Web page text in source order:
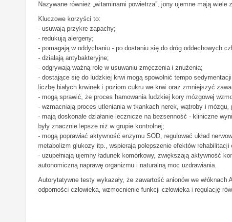
Nazywane również „witaminami powietrza”, jony ujemne mają wiele
Kluczowe korzyści to:
- usuwają przykre zapachy;
- redukują alergeny;
- pomagają w oddychaniu - po dostaniu się do dróg oddechowych
- działają antybakteryjne;
- odgrywają ważną rolę w usuwaniu zmęczenia i znużenia;
- dostające się do ludzkiej krwi mogą spowolnić tempo
liczbę białych krwinek i poziom cukru we krwi oraz zmniejszyć
- mogą sprawić, że proces hamowania ludzkiej kory mózgowej
- wzmacniają proces utleniania w tkankach nerek, wątroby i
- mają doskonałe działanie lecznicze na bezsenność - kliniczne
były znacznie lepsze niż w grupie kontrolnej;
- mogą poprawiać aktywność enzymu SOD, regulować układ
metabolizm glukozy itp., wspierają polepszenie efektów rehabilitacji
- uzupełniają ujemny ładunek komórkowy, zwiększają aktywność
autonomiczną naprawę organizmu i naturalną moc uzdrawiania.
Autorytatywne testy wykazały, że zawartość anionów we włóknach
odporności człowieka, wzmocnienie funkcji człowieka i regulację